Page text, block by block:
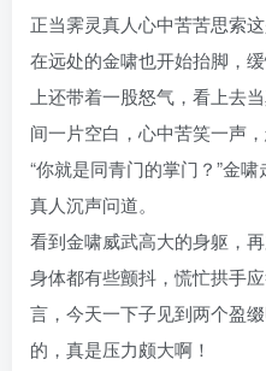
正当霁灵真人心中苦苦思索
在远处的金啸也开始抬脚，
上还带着一股怒气，看上去
间一片空白，心中苦笑一声
“你就是同青门的掌门？”金
真人沉声问道。
看到金啸威武高大的身躯，
身体都有些颤抖，慌忙拱手
言，今天一下子见到两个盈
的，真是压力颇大啊！